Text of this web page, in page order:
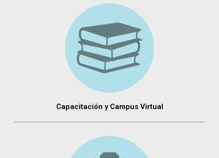
Capacitación y Campus Virtual